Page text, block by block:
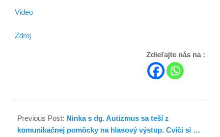
Video
Zdroj
Zdieľajte nás na :
Previous Post: Ninka s dg. Autizmus sa teší z
komunikačnej pomôcky na hlasový výstup. Cvičí si …